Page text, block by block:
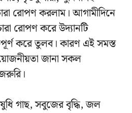
রোপণ করলাম। আগামীদিনে
রোপণ করে উদ্যানটি
করে তুলব। কারণ এই সমস্ত
জানা সকল
গাছ, সবুজের বৃদ্ধি, জল